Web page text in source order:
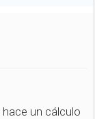
un cálculo